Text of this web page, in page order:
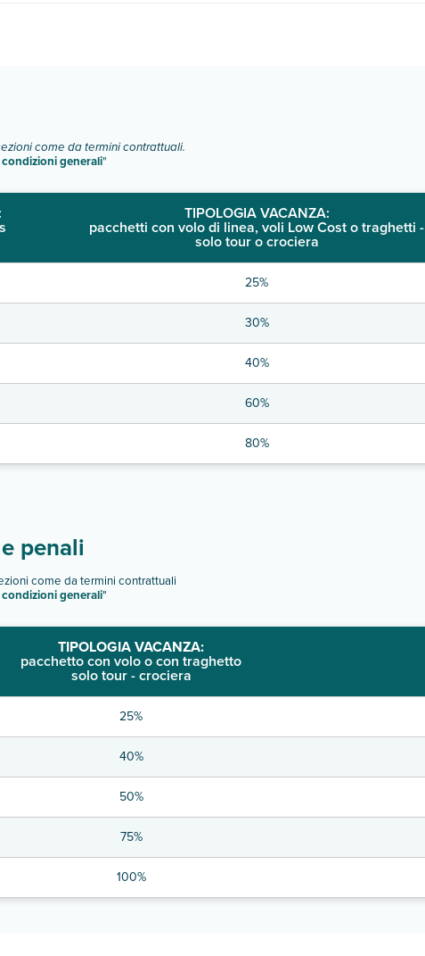
come da termini contrattuali.
generali"
TIPOLOGIA VACANZA:
pacchetti con volo di linea, voli Low Cost o traghetti -
solo tour o crociera
25%
30%
40%
60%
80%
penali
come da termini contrattuali
generali"
TIPOLOGIA VACANZA:
pacchetto con volo o con traghetto
solo tour - crociera
25%
40%
50%
75%
100%